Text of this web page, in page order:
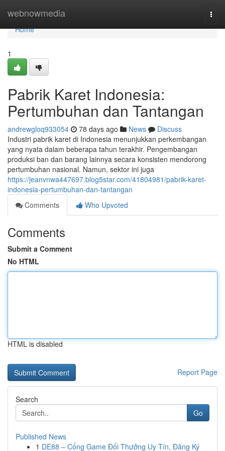
webnowmedia
Home
Home
1
Pabrik Karet Indonesia:
Pertumbuhan dan Tantangan
andrewgloq933054 78 days ago News
Discuss
Industri pabrik karet di Indonesia menunjukkan perkembangan
yang nyata dalam beberapa tahun terakhir. Pengembangan
produksi ban dan barang lainnya secara konsisten mendorong
pertumbuhan nasional. Namun, sektor ini juga
https://jeanvnwa447697.blog5star.com/41804981/pabrik-karet-
indonesia-pertumbuhan-dan-tantangan
Comments
Who Upvoted
Comments
Submit a Comment
No HTML
HTML is disabled
Report Page
Search
Go
Published News
1 DE88 – Cổng Game Đổi Thưởng Uy Tín, Đăng Ký